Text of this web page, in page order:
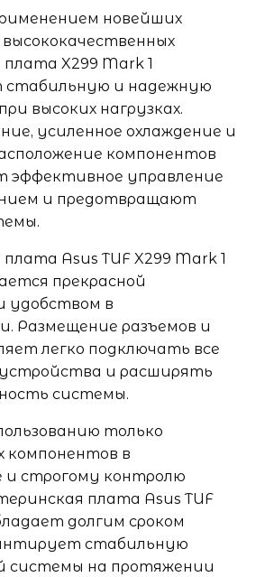
новейших
X299 Mark 1
стабильную и надежную
высоких нагрузках.
усиленное охлаждение и
компонентов
эффективное управление
и предотвращают
Asus TUF X299 Mark 1
прекрасной
удобством в
Размещение разъемов и
легко подключать все
и расширять
системы.
только
компонентов в
и строгому контролю
плата Asus TUF
долгим сроком
стабильную
системы на протяжении